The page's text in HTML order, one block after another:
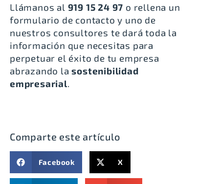
Llámanos al 919 15 24 97 o rellena un
formulario de contacto y uno de
nuestros consultores te dará toda la
información que necesitas para
perpetuar el éxito de tu empresa
abrazando lasostenibilidad
empresarial.
Comparte este artículo
Facebook X